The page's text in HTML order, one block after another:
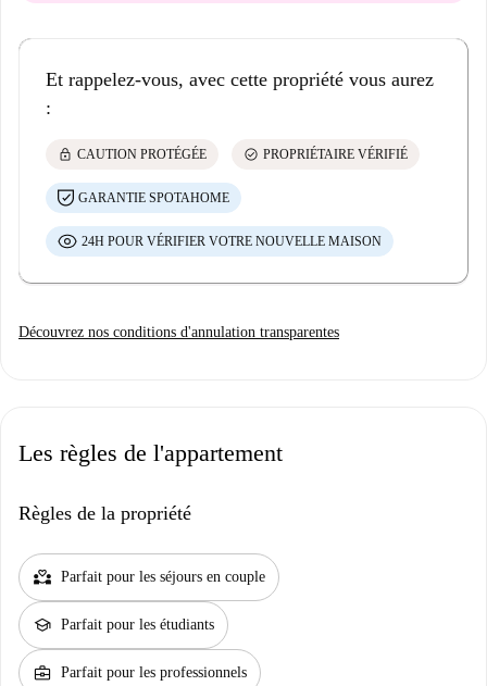
Et rappelez-vous, avec cette propriété vous aurez
:
lock CAUTION PROTÉGÉE check_circle PROPRIÉTAIRE VÉRIFIÉ
GARANTIE SPOTAHOME
24H POUR VÉRIFIER VOTRE NOUVELLE MAISON
Découvrez nos conditions d'annulation transparentes
Les règles de l'appartement
Règles de la propriété
partner_heart Parfait pour les séjours en couple
school Parfait pour les étudiants
business_center Parfait pour les professionnels